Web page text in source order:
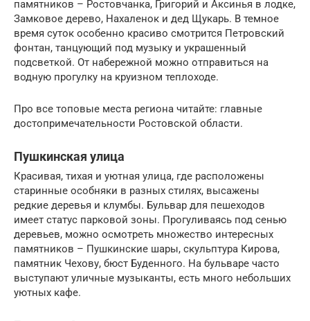
памятников – Ростовчанка, Григорий и Аксинья в лодке,
Замковое дерево, Нахаленок и дед Щукарь. В темное
время суток особенно красиво смотрится Петровский
фонтан, танцующий под музыку и украшенный
подсветкой. От набережной можно отправиться на
водную прогулку на круизном теплоходе.
Про все топовые места региона читайте: главные
достопримечательности Ростовской области.
Пушкинская улица
Красивая, тихая и уютная улица, где расположены
старинные особняки в разных стилях, высажены
редкие деревья и клумбы. Бульвар для пешеходов
имеет статус парковой зоны. Прогуливаясь под сенью
деревьев, можно осмотреть множество интересных
памятников – Пушкинские шары, скульптура Кирова,
памятник Чехову, бюст Буденного. На бульваре часто
выступают уличные музыканты, есть много небольших
уютных кафе.